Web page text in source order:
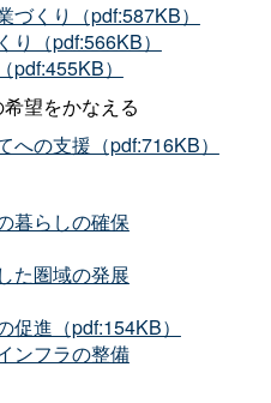
づくり（pdf:587KB）
り（pdf:566KB）
pdf:455KB）
望をかなえる
への支援（pdf:716KB）
暮らしの確保
た圏域の発展
促進（pdf:154KB）
ンフラの整備